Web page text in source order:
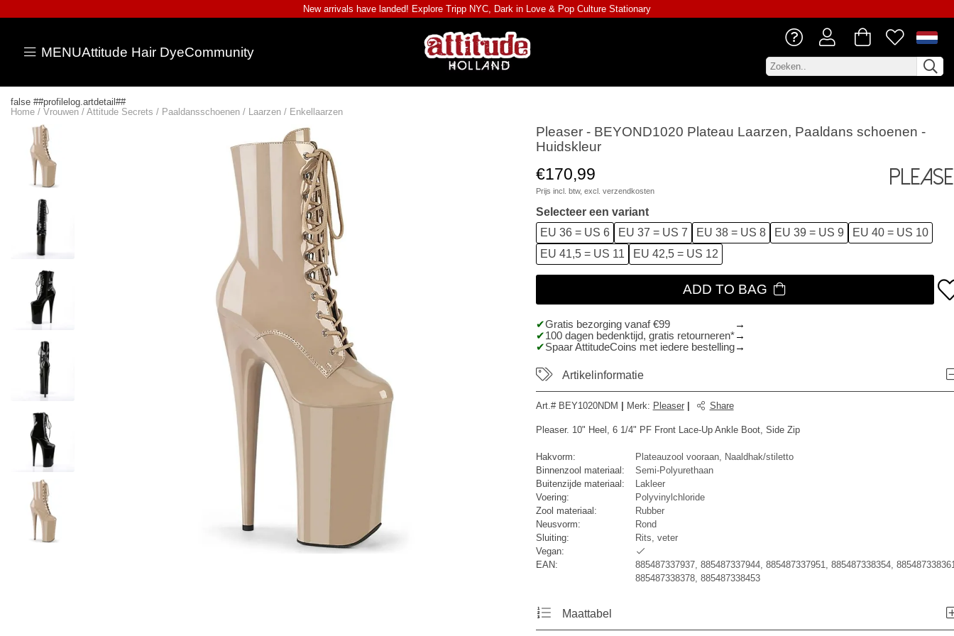
New arrivals have landed! Explore Tripp NYC, Dark in Love & Pop Culture Stationary
MENUAttitude Hair DyeCommunity
false ##profilelog.artdetail##
Home / Vrouwen / Attitude Secrets / Paaldansschoenen / Laarzen / Enkellaarzen
Pleaser - BEYOND1020 Plateau Laarzen, Paaldans schoenen -
Huidskleur
€170,99
Prijs incl. btw, excl. verzendkosten
Selecteer een variant
EU 36 = US 6
EU 37 = US 7 EU 38 = US 8 EU 39 = US 9
EU 40 = US 10
EU 41,5 = US 11
EU 42,5 = US 12
ADD TO BAG
Gratis bezorging vanaf €99
100 dagen bedenktijd, gratis retourneren*
Spaar AttitudeCoins met iedere bestelling
Artikelinformatie
Art.# BEY1020NDM Merk: Pleaser Share
Pleaser. 10" Heel, 6 1/4" PF Front Lace-Up Ankle Boot, Side Zip
Hakvorm:
Plateauzool vooraan, Naaldhak/stiletto
Binnenzool materiaal:
Semi-Polyurethaan
Buitenzijde materiaal:
Lakleer
Voering:
Polyvinylchloride
Zool materiaal:
Rubber
Neusvorm:
Rond
Sluiting:
Rits, veter
Vegan:
EAN:
885487337937, 885487337944, 885487337951, 885487338354,
885487338378, 885487338453
Maattabel